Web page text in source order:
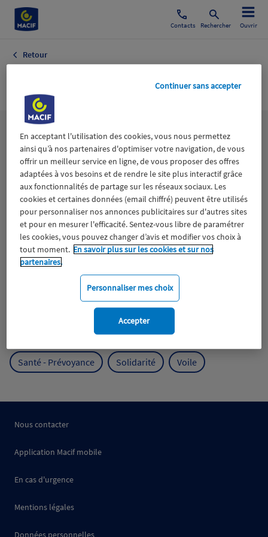
Contacts Rechercher Ouvrir
Retour
Lesthématiques
Aidants Catastrophes naturelles Climat
ESS
Expérience clients Fondation Macif Jeunesse
Mobilité
Protection de l'environnement
Protection des océans Prévention
Santé - Prévoyance Solidarité Voile
Nous contacter
Application Macif mobile
En cas d'urgence
Mentions légales
Données personnelles
En acceptant l'utilisation des cookies, vous nous permettez
ainsi qu’à nos partenaires d'optimiser votre navigation, de vous
offrir un meilleur service en ligne, de vous proposer des offres
adaptées à vos besoins et de rendre le site plus interactif grâce
aux fonctionnalités de partage sur les réseaux sociaux. Les
cookies et certaines données (email chiffré) peuvent être utilisés
pour personnaliser nos annonces publicitaires sur d'autres sites
et pour en mesurer l'efficacité. Sentez-vous libre de paramétrer
les cookies, vous pouvez changer d’avis et modifier vos choix à
tout moment. En savoir plus sur les cookies et sur nos
partenaires.
Personnaliser mes choix
Continuer sans accepter
Accepter